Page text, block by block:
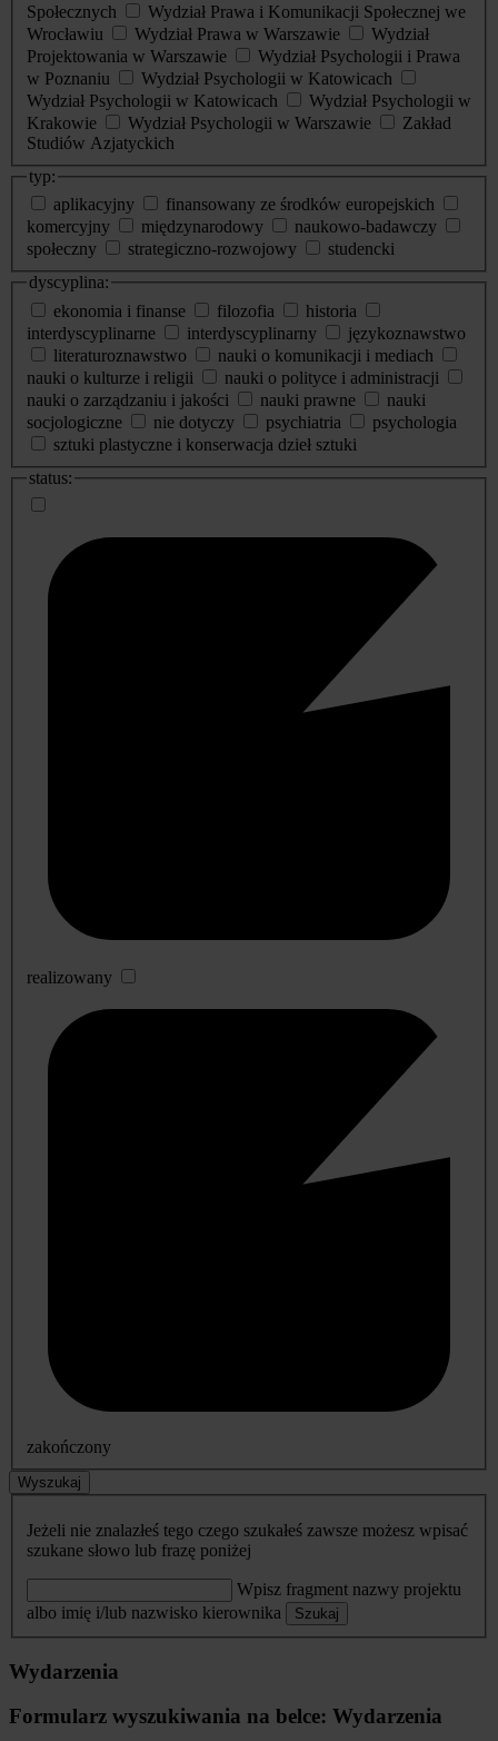
Społecznych
Wydział Prawa i Komunikacji Społecznej we
Wrocławiu
Wydział Prawa w Warszawie
Wydział
Projektowania w Warszawie
Wydział Psychologii i Prawa
w Poznaniu
Wydział Psychologii w Katowicach
Wydział Psychologii w Katowicach
Wydział Psychologii w
Krakowie
Wydział Psychologii w Warszawie
Zakład
Studiów Azjatyckich
typ:
aplikacyjny
finansowany ze środków europejskich
komercyjny
międzynarodowy
naukowo-badawczy
społeczny
strategiczno-rozwojowy
studencki
dyscyplina:
ekonomia i finanse
filozofia
historia
interdyscyplinarne
interdyscyplinarny
językoznawstwo
literaturoznawstwo
nauki o komunikacji i mediach
nauki o kulturze i religii
nauki o polityce i administracji
nauki o zarządzaniu i jakości
nauki prawne
nauki
socjologiczne
nie dotyczy psychiatria
psychologia
sztuki plastyczne i konserwacja dzieł sztuki
status:
realizowany
zakończony
Wyszukaj
Jeżeli nie znalazłeś tego czego szukałeś zawsze możesz wpisać
szukane słowo lub frazę poniżej
Wpisz fragment nazwy projektu
albo imię i/lub nazwisko kierownika
Szukaj
Wydarzenia
Formularz wyszukiwania na belce: Wydarzenia